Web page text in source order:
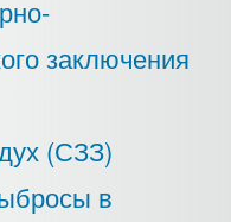
заключения
(СЗЗ)
в